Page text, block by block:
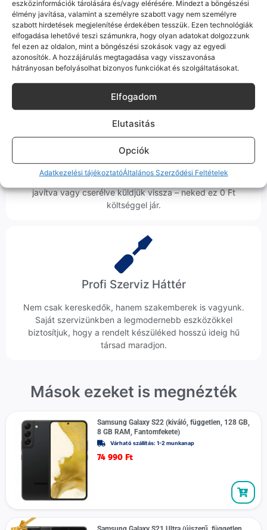
eszközinformációk tárolására és/vagy elérésére. Mindezt a böngészési
élmény javítása, valamint a személyre szabott vagy nem személyre
szabott hirdetések megjelenítése érdekében tesszük. Ezen technológiák
elfogadása lehetővé teszi számunkra, hogy olyan adatokat dolgozzunk
fel ezen az oldalon, mint a böngészési szokások vagy az egyedi
azonosítók. A hozzájárulás megtagadása vagy visszavonása
hátrányosan befolyásolhat bizonyos funkciókat és szolgáltatásokat.
Elfogadom
Elutasitás
Opciók
Adatkezelési tájékoztatóÁltalános Szerződési Feltételek
Korrekt Ügyintézés
Hibázni emberi dolog, de a felelősségvállalás nálunk alap.
Ha ritkán előfordul egy hiba, nem kifogásokat keresünk,
hanem megoldást. Szakértő kollégáink azonnal kézbe
veszik az ügyedet.
Ingyenes Futár & Szerviz
Ha messze laksz, mi megyünk a készülékért. Garanciális
probléma esetén küldjük a futárt, bevizsgáljuk a telefont, és
javítva vagy cserélve küldjük vissza – neked ez 0 Ft
költséggel jár.
Profi Szerviz Háttér
Nem csak kereskedők, hanem szakemberek is vagyunk.
Saját szervizünkben a legmodernebb eszközökkel
biztosítjuk, hogy a rendelt készüléked hosszú ideig hű
társad maradjon.
Mások ezeket is megnézték
Samsung Galaxy S22 (kiváló, független, 128 GB,
8 GB RAM, Fantomfekete)
Várható szállítás: 1-2 munkanap
74 990 Ft